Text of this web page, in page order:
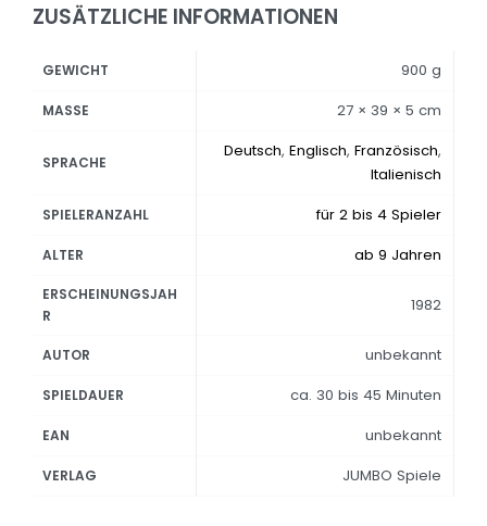
ZUSÄTZLICHE INFORMATIONEN
GEWICHT 900 g
MASSE 27 × 39 × 5 cm
SPRACHE
Deutsch, Englisch, Französisch,
Italienisch
SPIELERANZAHL für 2 bis 4 Spieler
ALTER ab 9 Jahren
ERSCHEINUNGSJAH
R
1982
AUTOR unbekannt
SPIELDAUER ca. 30 bis 45 Minuten
EAN unbekannt
VERLAG JUMBO Spiele